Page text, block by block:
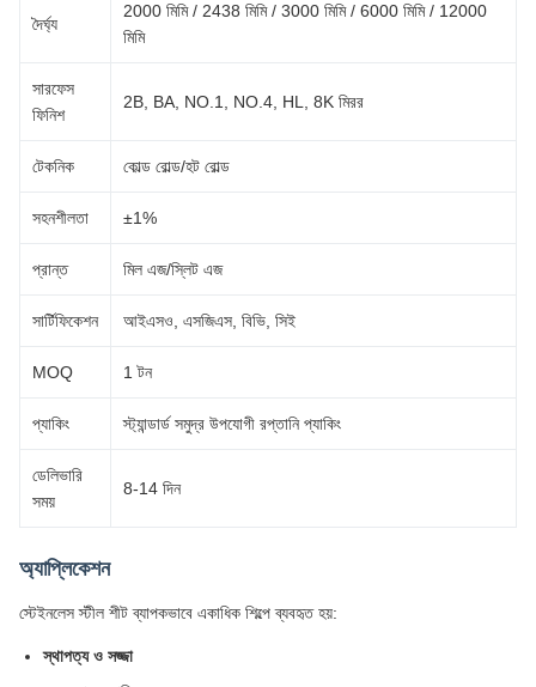
দৈর্ঘ্য
2000 মিমি / 2438 মিমি / 3000 মিমি / 6000 মিমি / 12000
মিমি
সারফেস
ফিনিশ
2B, BA, NO.1, NO.4, HL, 8K মিরর
টেকনিক কোল্ড রোল্ড/হট রোল্ড
সহনশীলতা ±1%
প্রান্ত মিল এজ/স্লিট এজ
সার্টিফিকেশন আইএসও, এসজিএস, বিভি, সিই
MOQ 1 টন
প্যাকিং স্ট্যান্ডার্ড সমুদ্র উপযোগী রপ্তানি প্যাকিং
ডেলিভারি
সময়
8-14 দিন
অ্যাপ্লিকেশন
স্টেইনলেস স্টীল শীট ব্যাপকভাবে একাধিক শিল্পে ব্যবহৃত হয়:
স্থাপত্য ও সজ্জা